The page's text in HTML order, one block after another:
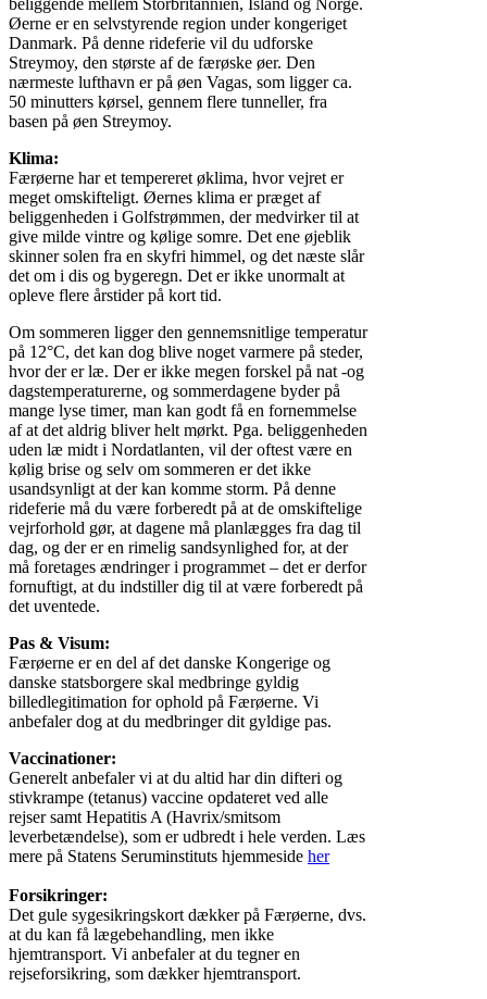
Øerne er en selvstyrende region under kongeriget
Danmark. På denne rideferie vil du udforske
Streymoy, den største af de færøske øer. Den
nærmeste lufthavn er på øen Vagas, som ligger ca.
50 minutters kørsel, gennem flere tunneller, fra
basen på øen Streymoy.
Klima:
Færøerne har et tempereret øklima, hvor vejret er
meget omskifteligt. Øernes klima er præget af
beliggenheden i Golfstrømmen, der medvirker til at
give milde vintre og kølige somre. Det ene øjeblik
skinner solen fra en skyfri himmel, og det næste slår
det om i dis og bygeregn. Det er ikke unormalt at
opleve flere årstider på kort tid.
Om sommeren ligger den gennemsnitlige temperatur
på 12°C, det kan dog blive noget varmere på steder,
hvor der er læ. Der er ikke megen forskel på nat -og
dagstemperaturerne, og sommerdagene byder på
mange lyse timer, man kan godt få en fornemmelse
af at det aldrig bliver helt mørkt. Pga. beliggenheden
uden læ midt i Nordatlanten, vil der oftest være en
kølig brise og selv om sommeren er det ikke
usandsynligt at der kan komme storm. På denne
rideferie må du være forberedt på at de omskiftelige
vejrforhold gør, at dagene må planlægges fra dag til
dag, og der er en rimelig sandsynlighed for, at der
må foretages ændringer i programmet – det er derfor
fornuftigt, at du indstiller dig til at være forberedt på
det uventede.
Pas & Visum:
Færøerne er en del af det danske Kongerige og
danske statsborgere skal medbringe gyldig
billedlegitimation for ophold på Færøerne. Vi
anbefaler dog at du medbringer dit gyldige pas.
Vaccinationer:
Generelt anbefaler vi at du altid har din difteri og
stivkrampe (tetanus) vaccine opdateret ved alle
rejser samt Hepatitis A (Havrix/smitsom
leverbetændelse), som er udbredt i hele verden. Læs
mere på Statens Seruminstituts hjemmeside her
Forsikringer:
Det gule sygesikringskort dækker på Færøerne, dvs.
at du kan få lægebehandling, men ikke
hjemtransport. Vi anbefaler at du tegner en
rejseforsikring, som dækker hjemtransport.